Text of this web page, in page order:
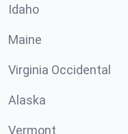
Idaho
Maine
Virginia Occidental
Alaska
Vermont